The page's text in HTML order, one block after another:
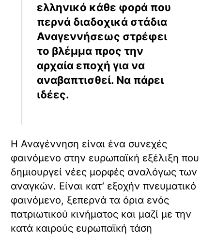
ούτε πεδίο δράσεως των κάθε είδους
βιρτουόζων. Ήταν μια υπεύθυνη στάση
απέναντι στη ζωή και συγκέντρωνε κάτω
από τις αισθητικές μορφές όλο το
σύστημα των ανθρωπίνων αξιών
(θρησκευτικών, ηθικών, κοινωνικών,
πολιτικών, γνωστικών)».
«Οι Αρχαίοι Έλληνες ανέσυραν το άτομο
από την εξαφάνιση μέσα στον ωκεανό
της ανώνυμης μάζας. Από τότε η
αξιοπρέπεια και η αυτονομία της
προσωπικότητας αποτελούν θεμελιώδεις
αρχές του ευρωπαϊκού πολιτισμού. Αλλά